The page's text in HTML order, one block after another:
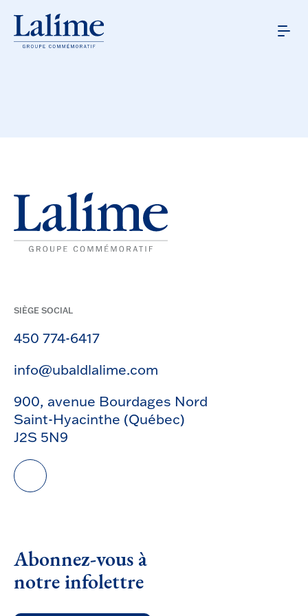
SIÈGE SOCIAL
450 774-6417
info@ubaldlalime.com
900, avenue Bourdages Nord
Saint-Hyacinthe (Québec)
J2S 5N9
Abonnez-vous à
notre infolettre